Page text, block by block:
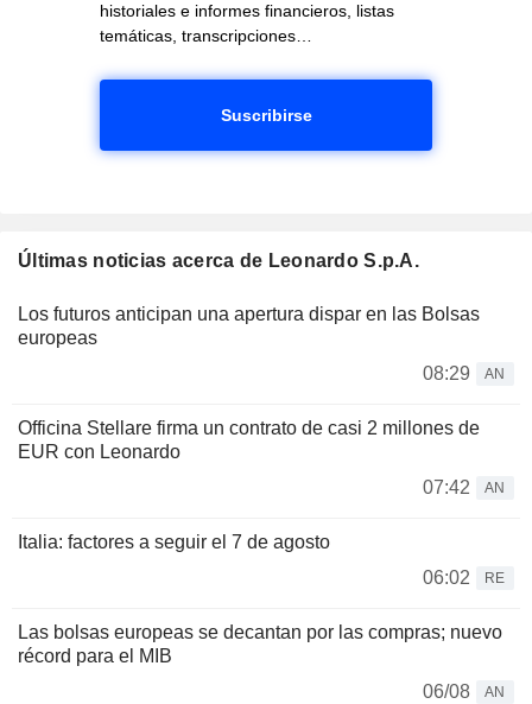
historiales e informes financieros, listas
temáticas, transcripciones…
Suscribirse
Últimas noticias acerca de Leonardo S.p.A.
Los futuros anticipan una apertura dispar en las Bolsas
europeas
08:29
AN
Officina Stellare firma un contrato de casi 2 millones de
EUR con Leonardo
07:42
AN
Italia: factores a seguir el 7 de agosto
06:02
RE
Las bolsas europeas se decantan por las compras; nuevo
récord para el MIB
06/08
AN